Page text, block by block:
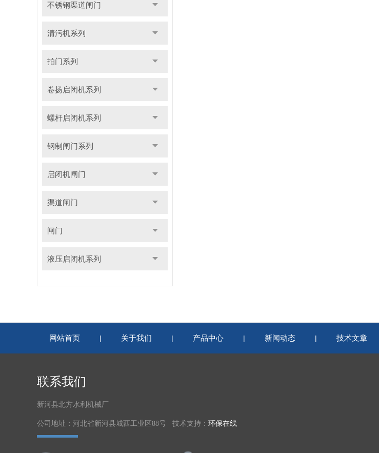
不锈钢渠道闸门
清污机系列
拍门系列
卷扬启闭机系列
螺杆启闭机系列
钢制闸门系列
启闭机闸门
渠道闸门
闸门
液压启闭机系列
网站首页 | 关于我们 | 产品中心 | 新闻动态 | 技术文章
联系我们
新河县北方水利机械厂
公司地址：河北省新河县城西工业区88号 技术支持： 环保在线